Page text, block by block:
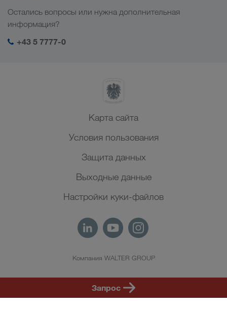
Запрос
Мой вход в систему LKW WALTER
Центральная Азия
Ближний Восток
Северная Африка
Социальная ответственность
Остались вопросы или нужна дополнительная
информация?
+43 5 7777-0
Карта сайта
Условия пользования
Защита данных
Выходные данные
Настройки куки-файлов
Компания WALTER GROUP